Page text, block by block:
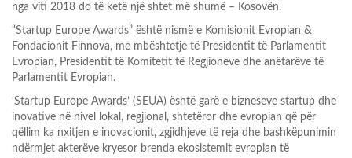
nga viti 2018 do të ketë një shtet më shumë – Kosovën.
“Startup Europe Awards” është nismë e Komisionit Evropian &
Fondacionit Finnova, me mbështetje të Presidentit të Parlamentit
Evropian, Presidentit të Komitetit të Regjioneve dhe anëtarëve të
Parlamentit Evropian.
‘Startup Europe Awards’ (SEUA) është garë e bizneseve startup dhe
inovative në nivel lokal, regjional, shtetëror dhe evropian që për
qëllim ka nxitjen e inovacionit, zgjidhjeve të reja dhe bashkëpunimin
ndërmjet akterëve kryesor brenda ekosistemit evropian të